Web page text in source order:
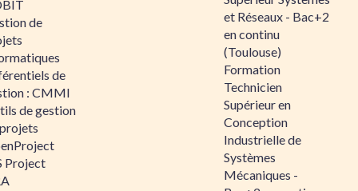
de
de
: CMMI
de gestion
Project
et Réseaux - Bac+2
en continu
(Toulouse)
Formation
Technicien
Supérieur en
Conception
Industrielle de
Systèmes
Mécaniques -